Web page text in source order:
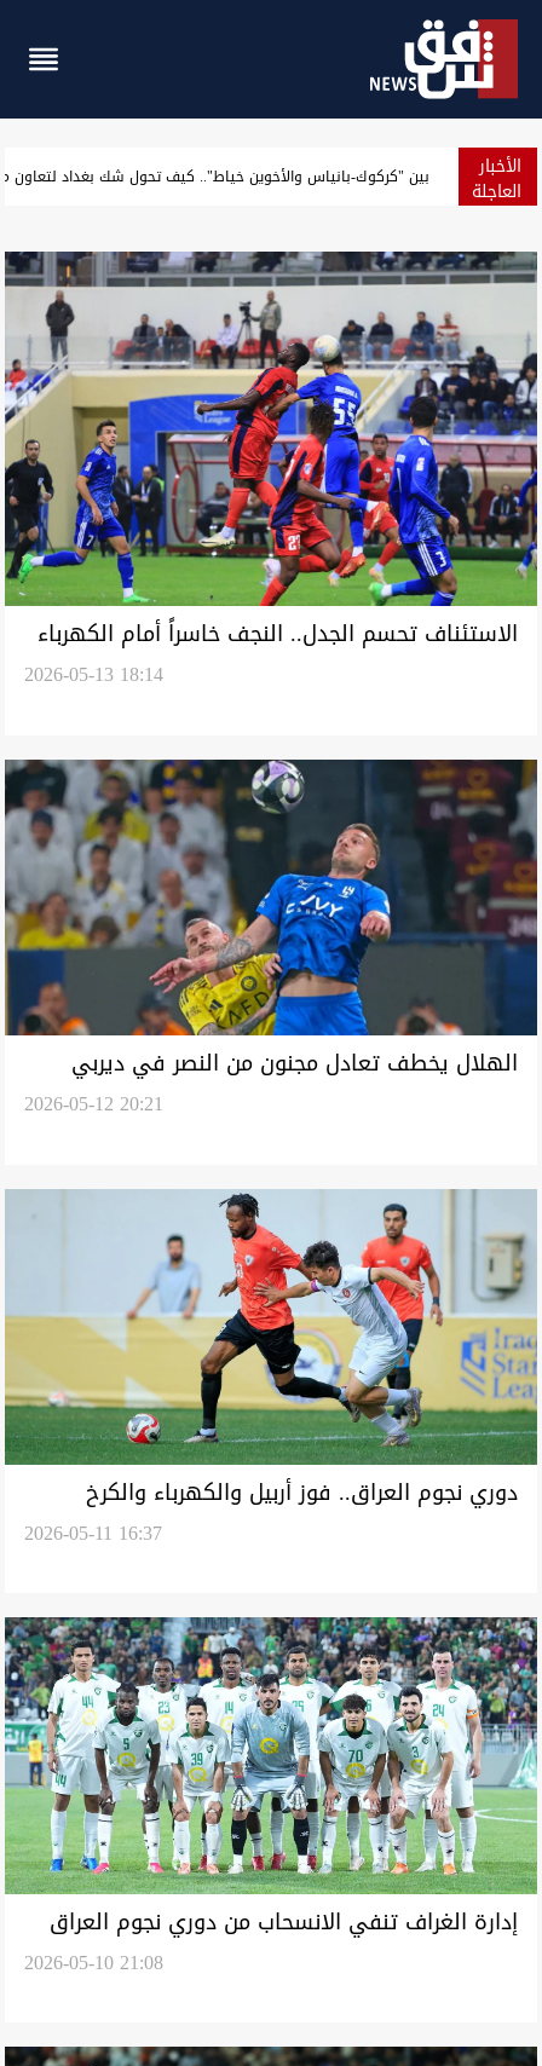
الأخبار
العاجلة نينوى.. 21 مصاباً بحوادث مرورية وانتشال جثة شاب غرقاً في دجلة
الاستئناف تحسم الجدل.. النجف خاسراً أمام الكهرباء
2026-05-13 18:14
الهلال يخطف تعادل مجنون من النصر في ديربي
2026-05-12 20:21
دوري نجوم العراق.. فوز أربيل والكهرباء والكرخ
2026-05-11 16:37
إدارة الغراف تنفي الانسحاب من دوري نجوم العراق
2026-05-10 21:08